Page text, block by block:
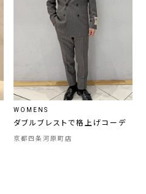
WOMENS
ダブルブレストで格上げコーデ
京都四条河原町店